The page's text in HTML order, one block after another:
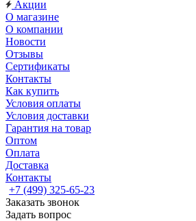
Акции
О магазине
О компании
Новости
Отзывы
Сертификаты
Контакты
Как купить
Условия оплаты
Условия доставки
Гарантия на товар
Оптом
Оплата
Доставка
Контакты
+7 (499) 325-65-23
Заказать звонок
Задать вопрос